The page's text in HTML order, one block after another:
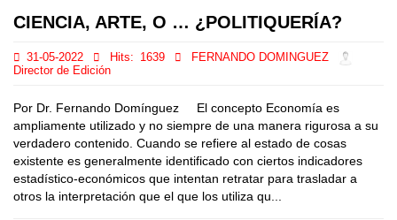
CIENCIA, ARTE, O … ¿POLITIQUERÍA?
31-05-2022 Hits: 1639
FERNANDO DOMINGUEZ
Director de Edición
Por Dr. Fernando Domínguez El concepto Economía es
ampliamente utilizado y no siempre de una manera rigurosa a su
verdadero contenido. Cuando se refiere al estado de cosas
existente es generalmente identificado con ciertos indicadores
estadístico-económicos que intentan retratar para trasladar a
otros la interpretación que el que los utiliza qu...